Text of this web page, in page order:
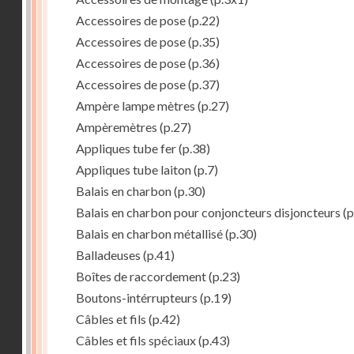
Accessoires de pose(p.22)
Accessoires de pose(p.35)
Accessoires de pose(p.36)
Accessoires de pose(p.37)
Ampère lampe mètres (p.27)
Ampèremètres (p.27)
Appliques tube fer(p.38)
Appliques tube laiton(p.7)
Balais en charbon(p.30)
Balais en charbon pour conjoncteurs disjoncteurs
Balais en charbon métallisé(p.30)
Balladeuses (p.41)
Boîtes de raccordement(p.23)
Boutons-intérrupteurs (p.19)
Câbles et fils (p.42)
Câbles et fils spéciaux(p.43)